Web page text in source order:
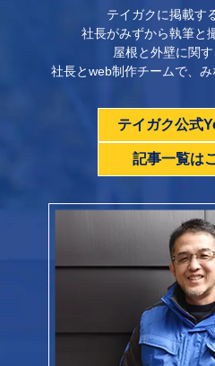
地震の点で ちょっと安
ある おとなしめの色に
眺めてみて もう少し明
も 思います。それから
ました。振込日がしっ
は前もって確認してお
話になりありがとうござ
ていただけたので安心
上がりにも満足してお
に良かったと思ってい
いただき、ありがとう
安価で、藤田さんの説
を決めました。太陽光
っていましたが実績も
2026年
とっても綺麗に仕上がっ
2026年
屋根の金属カバー工法
ランダ防水工事、雨樋
た。 疑問や質問にはわ
いただき、安心してお
あればお世話になりたい
新着クチコミを
対する配慮が感じられ
いても信頼できる内容でした。 工事
の一部施工漏れがあり
の現場でも起こり得る
やアフターフォローに
の信頼につながりました。 価格だけでなく、
品質や使用材料、長期
工事を検討されている
すめできる会社です。
安を事前に把握するこ
調査」では施工内容等
たのですが、それらの
にのっている内容に目を
か？の判断の大きな助
作成していただいた「
いであろう素人の質問
や材料を勧めるといっ
か？」と、折に触れて
なく質問することができ
ーの施工中は、築年数
てきます。その際には
は見えなくなってしま
たことでこの様に処理
テイガクに掲載す
社長がみずから執筆と
屋根と外壁に関
社長とweb制作チームで、み
記事一覧は
テイガク公式